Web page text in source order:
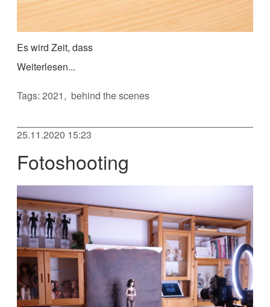
Es wird Zeit, dass
Weiterlesen...
Tags:2021 behind the scenes
25.11.2020 15:23
Fotoshooting